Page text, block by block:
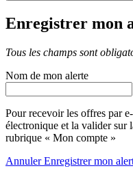
Enregistrer mon
Tous les champs sont
Nom de mon alerte
Pour recevoir les offres par
électronique et la valider sur
rubrique « Mon compte »
AnnulerEnregistrer mon